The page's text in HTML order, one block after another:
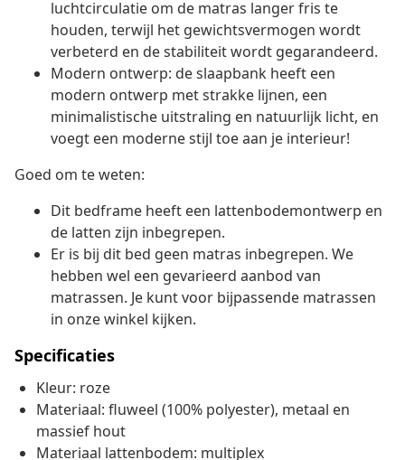
luchtcirculatie om de matras langer fris te
houden, terwijl het gewichtsvermogen wordt
verbeterd en de stabiliteit wordt gegarandeerd.
Modern ontwerp: de slaapbank heeft een
modern ontwerp met strakke lijnen, een
minimalistische uitstraling en natuurlijk licht, en
voegt een moderne stijl toe aan je interieur!
Goed om te weten:
Dit bedframe heeft een lattenbodemontwerp en
de latten zijn inbegrepen.
Er is bij dit bed geen matras inbegrepen. We
hebben wel een gevarieerd aanbod van
matrassen. Je kunt voor bijpassende matrassen
in onze winkel kijken.
Specificaties
Kleur: roze
Materiaal: fluweel (100% polyester), metaal en
massief hout
Materiaal lattenbodem: multiplex